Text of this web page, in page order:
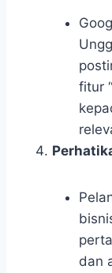
fitur
dan